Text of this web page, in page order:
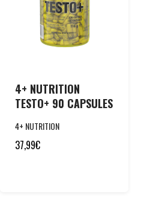
4+ NUTRITION
TESTO+ 90 CAPSULES
4+ NUTRITION
37,99€